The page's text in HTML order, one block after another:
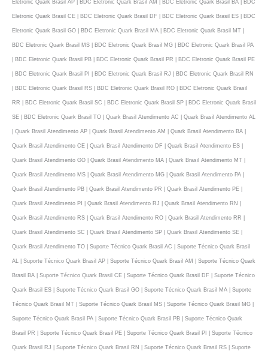
Eletronic Quark Brasil AP | BDC Eletronic Quark Brasil AM | BDC Eletronic Quark Brasil BA | BDC
Eletronic Quark Brasil CE | BDC Eletronic Quark Brasil DF | BDC Eletronic Quark Brasil ES | BDC
Eletronic Quark Brasil GO | BDC Eletronic Quark Brasil MA | BDC Eletronic Quark Brasil MT |
BDC Eletronic Quark Brasil MS | BDC Eletronic Quark Brasil MG | BDC Eletronic Quark Brasil PA
| BDC Eletronic Quark Brasil PB | BDC Eletronic Quark Brasil PR | BDC Eletronic Quark Brasil PE
| BDC Eletronic Quark Brasil PI | BDC Eletronic Quark Brasil RJ | BDC Eletronic Quark Brasil RN
| BDC Eletronic Quark Brasil RS | BDC Eletronic Quark Brasil RO | BDC Eletronic Quark Brasil
RR | BDC Eletronic Quark Brasil SC | BDC Eletronic Quark Brasil SP | BDC Eletronic Quark Brasil
SE | BDC Eletronic Quark Brasil TO | Quark Brasil Atendimento AC | Quark Brasil Atendimento AL
| Quark Brasil Atendimento AP | Quark Brasil Atendimento AM | Quark Brasil Atendimento BA |
Quark Brasil Atendimento CE | Quark Brasil Atendimento DF | Quark Brasil Atendimento ES |
Quark Brasil Atendimento GO | Quark Brasil Atendimento MA | Quark Brasil Atendimento MT |
Quark Brasil Atendimento MS | Quark Brasil Atendimento MG | Quark Brasil Atendimento PA |
Quark Brasil Atendimento PB | Quark Brasil Atendimento PR | Quark Brasil Atendimento PE |
Quark Brasil Atendimento PI | Quark Brasil Atendimento RJ | Quark Brasil Atendimento RN |
Quark Brasil Atendimento RS | Quark Brasil Atendimento RO | Quark Brasil Atendimento RR |
Quark Brasil Atendimento SC | Quark Brasil Atendimento SP | Quark Brasil Atendimento SE |
Quark Brasil Atendimento TO | Suporte Técnico Quark Brasil AC | Suporte Técnico Quark Brasil
AL | Suporte Técnico Quark Brasil AP | Suporte Técnico Quark Brasil AM | Suporte Técnico Quark
Brasil BA | Suporte Técnico Quark Brasil CE | Suporte Técnico Quark Brasil DF | Suporte Técnico
Quark Brasil ES | Suporte Técnico Quark Brasil GO | Suporte Técnico Quark Brasil MA | Suporte
Técnico Quark Brasil MT | Suporte Técnico Quark Brasil MS | Suporte Técnico Quark Brasil MG |
Suporte Técnico Quark Brasil PA | Suporte Técnico Quark Brasil PB | Suporte Técnico Quark
Brasil PR | Suporte Técnico Quark Brasil PE | Suporte Técnico Quark Brasil PI | Suporte Técnico
Quark Brasil RJ | Suporte Técnico Quark Brasil RN | Suporte Técnico Quark Brasil RS | Suporte